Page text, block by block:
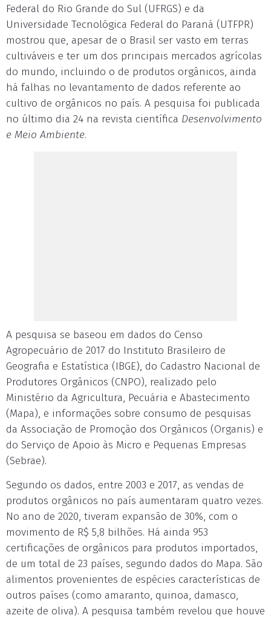
Federal do Rio Grande do Sul (UFRGS) e da
Universidade Tecnológica Federal do Paraná (UTFPR)
mostrou que, apesar de o Brasil ser vasto em terras
cultiváveis e ter um dos principais mercados agrícolas
do mundo, incluindo o de produtos orgânicos, ainda
há falhas no levantamento de dados referente ao
cultivo de orgânicos no país. A pesquisa foi publicada
no último dia 24 na revista científica Desenvolvimento
e Meio Ambiente.
A pesquisa se baseou em dados do Censo
Agropecuário de 2017 do Instituto Brasileiro de
Geografia e Estatística (IBGE), do Cadastro Nacional de
Produtores Orgânicos (CNPO), realizado pelo
Ministério da Agricultura, Pecuária e Abastecimento
(Mapa), e informações sobre consumo de pesquisas
da Associação de Promoção dos Orgânicos (Organis) e
do Serviço de Apoio às Micro e Pequenas Empresas
(Sebrae).
Segundo os dados, entre 2003 e 2017, as vendas de
produtos orgânicos no país aumentaram quatro vezes.
No ano de 2020, tiveram expansão de 30%, com o
movimento de R$ 5,8 bilhões. Há ainda 953
certificações de orgânicos para produtos importados,
de um total de 23 países, segundo dados do Mapa. São
alimentos provenientes de espécies características de
outros países (como amaranto, quinoa, damasco,
azeite de oliva). A pesquisa também revelou que houve